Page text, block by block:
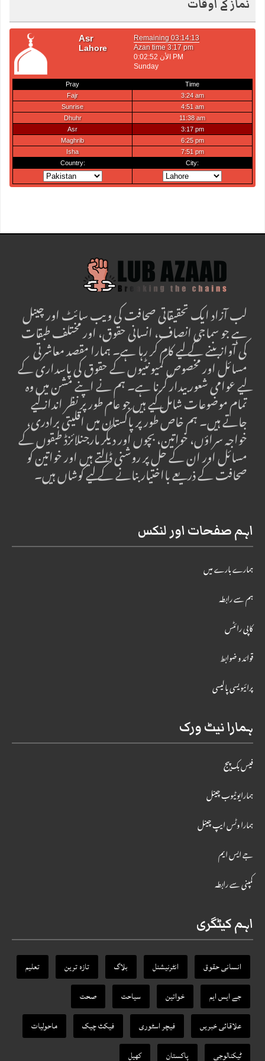
نماز کے اوقات
لب آزاد ایک تحقیقاتی صحافت کی ویب سائٹ اور چینل
ہے جو سماجی انصاف، انسانی حقوق، اور مختلف طبقات
کی آواز بننے کے لیے کام کر رہا ہے۔ ہمارا مقصد معاشرتی
مسائل اور مخصوص کمیونٹیوں کے حقوق کی پاسداری کے
لیے عوامی شعور بیدار کرنا ہے۔ ہم نے اپنے مشن میں وہ
تمام موضوعات شامل کیے ہیں جو عام طور پر نظر انداز کیے
جاتے ہیں۔ ہم خاص طور پر پاکستان میں اقلیتی برادری،
خواجہ سراؤں، خواتین، بچوں اور دیگر مارجنلائزڈ طبقوں کے
مسائل اور ان کے حل پر روشنی ڈالتے ہیں اور خواتین کو
صحافت کے ذریعے بااختیار بنانے کے لیے کوشاں ہیں۔
اہم صفحات اور لنکس
ہمارے بارے میں
ہم سے رابطہ
کاپی رائٹس
قوائد و ضوابط
پرائیویسی پالیسی
ہمارا نیٹ ورک
فیس بک پیج
ہمارایوٹیوب چینل
ہمارا وٹس ایپ چینل
جے ایس ایم
کمپنی سے رابطہ
اہم کیٹگری
انسانی حقوق انٹرنیشنل بلاگ تازہ ترین
تعلیم
جے ایس ایم
خواتین سیاحت
صحت
علاقائی خبریں
فیچر اسٹوری فیکٹ‌ چیک
ماحولیات
ٹیکنالوجی
پاکستان کھیل